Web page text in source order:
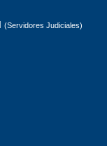
(Servidores Judiciales)